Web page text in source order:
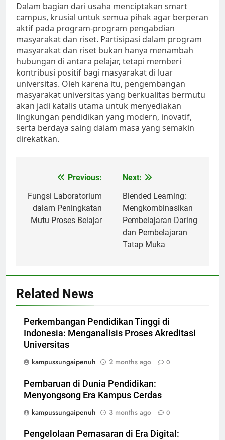
Dalam bagian dari usaha menciptakan smart
campus, krusial untuk semua pihak agar berperan
aktif pada program-program pengabdian
masyarakat dan riset. Partisipasi dalam program
masyarakat dan riset bukan hanya menambah
hubungan di antara pelajar, tetapi memberi
kontribusi positif bagi masyarakat di luar
universitas. Oleh karena itu, pengembangan
masyarakat universitas yang berkualitas bermutu
akan jadi katalis utama untuk menyediakan
lingkungan pendidikan yang modern, inovatif,
serta berdaya saing dalam masa yang semakin
direkatkan.
navigation
Previous:
Fungsi Laboratorium
dalam Peningkatan
Mutu Proses Belajar
Next:
Blended Learning:
Mengkombinasikan
Pembelajaran Daring
dan Pembelajaran
Tatap Muka
Related News
Perkembangan Pendidikan Tinggi di
Indonesia: Menganalisis Proses Akreditasi
Universitas
kampussungaipenuh
2 months ago 0
Pembaruan di Dunia Pendidikan:
Menyongsong Era Kampus Cerdas
kampussungaipenuh
3 months ago 0
Pengelolaan Pemasaran di Era Digital: